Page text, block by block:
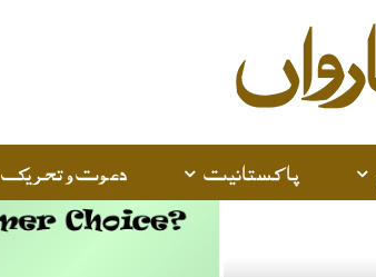
Karwan
پاکستانیت دعوت و تحریک